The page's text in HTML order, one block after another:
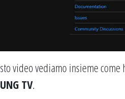
video vediamo insieme come
TV.